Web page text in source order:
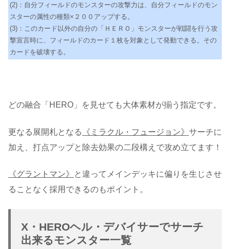
(2)：自分フィールドのモンスターの攻撃力は、自分フィールドのモン
スターの属性の種類×２００アップする。
(3)：このカード以外の自分の「ＨＥＲＯ」モンスターが戦闘を行う攻
撃宣言時に、フィールドのカード１枚を対象として発動できる。その
カードを破壊する。
どの融合「HERO」を見せても大体素材が揃う指定です。
更なる展開札となる 《ミラクル・フュージョン》 サーチに
加え、打点アップと除去効果の二段構えで攻め立てます！
《グラントマン》
と違ってメインデッキに偏りを生じさせ
ることなく採用できるのもポイント。
X・HEROヘル・デバイサーでサーチ
出来るモンスター一覧